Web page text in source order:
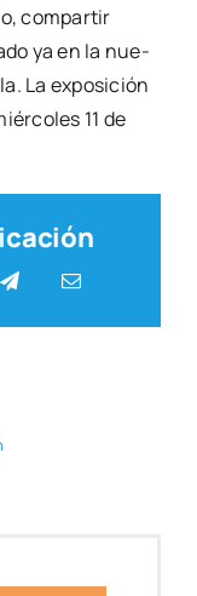
com­par­tir
ya en la nue­
La expo­si­ción
11 de